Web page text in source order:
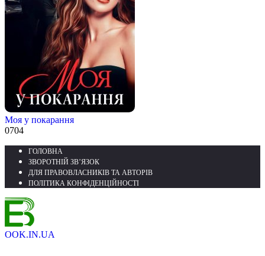
Моя у покарання
0704
ГОЛОВНА
ЗВОРОТНІЙ ЗВ’ЯЗОК
ДЛЯ ПРАВОВЛАСНИКІВ ТА АВТОРІВ
ПОЛІТИКА КОНФІДЕНЦІЙНОСТІ
OOK.IN.UA